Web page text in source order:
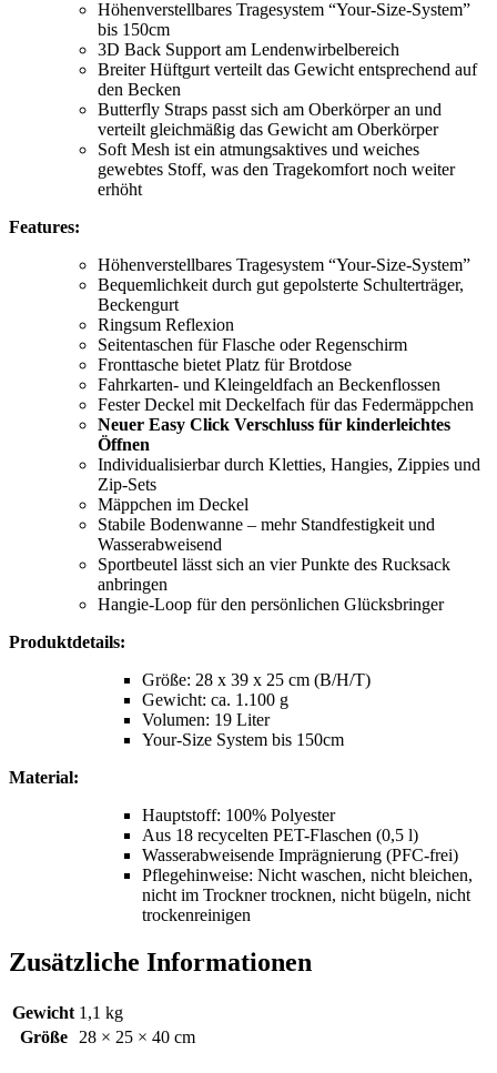
Höhenverstellbares Tragesystem “Your-Size-System”
bis 150cm
3D Back Support am Lendenwirbelbereich
Breiter Hüftgurt verteilt das Gewicht entsprechend auf
den Becken
Butterfly Straps passt sich am Oberkörper an und
verteilt gleichmäßig das Gewicht am Oberkörper
Soft Mesh ist ein atmungsaktives und weiches
gewebtes Stoff, was den Tragekomfort noch weiter
erhöht
Features:
Höhenverstellbares Tragesystem “Your-Size-System”
Bequemlichkeit durch gut gepolsterte Schulterträger,
Beckengurt
Ringsum Reflexion
Seitentaschen für Flasche oder Regenschirm
Fronttasche bietet Platz für Brotdose
Fahrkarten- und Kleingeldfach an Beckenflossen
Fester Deckel mit Deckelfach für das Federmäppchen
Neuer Easy Click Verschluss für kinderleichtes
Öffnen
Individualisierbar durch Kletties, Hangies, Zippies und
Zip-Sets
Mäppchen im Deckel
Stabile Bodenwanne – mehr Standfestigkeit und
Wasserabweisend
Sportbeutel lässt sich an vier Punkte des Rucksack
anbringen
Hangie-Loop für den persönlichen Glücksbringer
Produktdetails:
Größe: 28 x 39 x 25 cm (B/H/T)
Gewicht: ca. 1.100 g
Volumen: 19 Liter
Your-Size System bis 150cm
Material:
Hauptstoff: 100% Polyester
Aus 18 recycelten PET-Flaschen (0,5 l)
Wasserabweisende Imprägnierung (PFC-frei)
Pflegehinweise: Nicht waschen, nicht bleichen,
nicht im Trockner trocknen, nicht bügeln, nicht
trockenreinigen
Zusätzliche Informationen
Gewicht 1,1 kg
Größe
28 × 25 × 40 cm